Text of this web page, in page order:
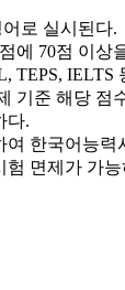
로 실시된다.
에 70점 이상
TEPS, IELTS
기준 해당 점
다.
한국어능력
험 면제가 가능